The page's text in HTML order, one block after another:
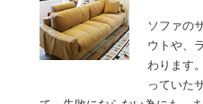
ソファの
ウトや、
わります
っていた